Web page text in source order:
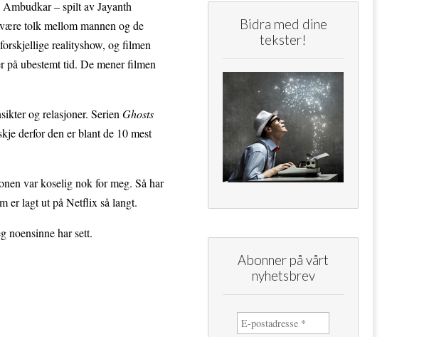
Ambudkar – spilt av Jayanth
tolk mellom mannen og de
realityshow, og filmen
på ubestemt tid. De mener filmen
og relasjoner. SerienGhosts
derfor den er blant de 10 mest
var koselig nok for meg. Så har
er lagt ut på Netflix så langt.
noensinne har sett.
Bidra med dine
tekster!
Abonner på vårt
nyhetsbrev